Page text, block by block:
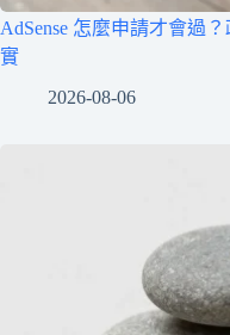
AdSense 怎麼申請才會過
實
2026-08-06